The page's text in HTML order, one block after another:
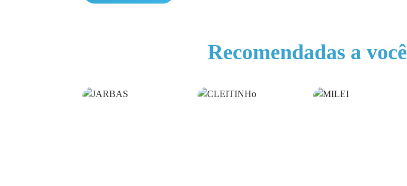
Recomendadas a você